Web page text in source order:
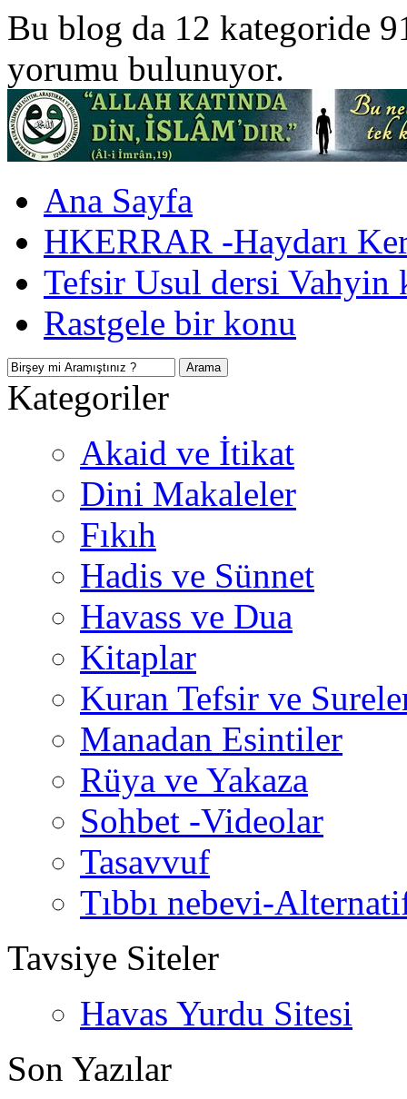
Bu blog da 12 kategoride
yorumu bulunuyor.
Ana Sayfa
HKERRAR -Haydarı
Tefsir Usul dersi Vahyin
Rastgele bir konu
Kategoriler
Akaid ve İtikat
Dini Makaleler
Fıkıh
Hadis ve Sünnet
Havass ve Dua
Kitaplar
Kuran Tefsir ve
Manadan Esintiler
Rüya ve Yakaza
Sohbet -Videolar
Tasavvuf
Tıbbı nebevi-
Tavsiye Siteler
Havas Yurdu Sitesi
Son Yazılar